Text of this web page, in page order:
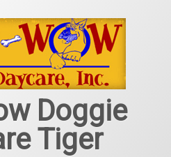
Doggie
Tiger